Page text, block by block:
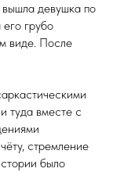
девушка по
его грубо
виде. После
туда вместе с
стремление
было